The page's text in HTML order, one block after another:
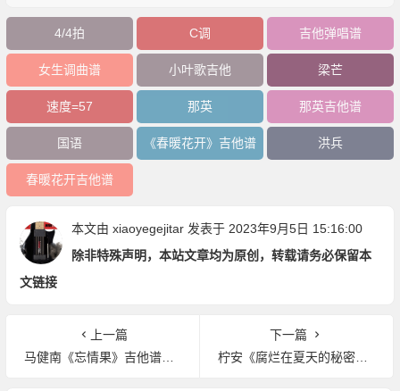
4/4拍 C调 吉他弹唱谱
女生调曲谱 小叶歌吉他 梁芒
速度=57 那英 那英吉他谱
国语 《春暖花开》吉他谱 洪兵
春暖花开吉他谱
本文由 xiaoyegejitar发表于 2023年9月5日 15:16:00
除非特殊声明，本站文章均为原创，转载请务必保留本
文链接
上一篇
马健南《忘情果》吉他谱C调吉他弹唱谱
下一篇
柠安《腐烂在夏天的秘密》吉他谱C调吉他弹唱谱